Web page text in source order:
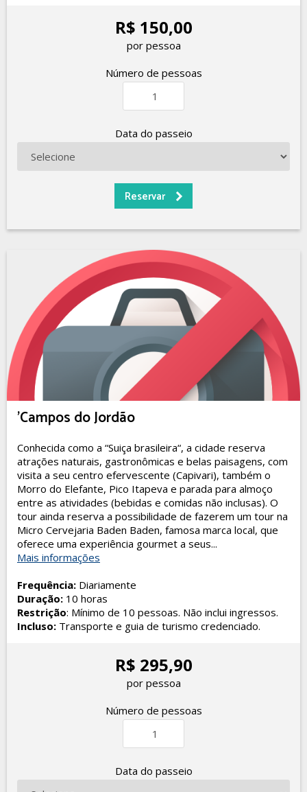
R$ 150,00
por pessoa
Número de pessoas
Data do passeio
'Campos do Jordão
Conhecida como a “Suiça brasileira“, a cidade reserva
atrações naturais, gastronômicas e belas paisagens, com
visita a seu centro efervescente (Capivari), também o
Morro do Elefante, Pico Itapeva e parada para almoço
entre as atividades (bebidas e comidas não inclusas). O
tour ainda reserva a possibilidade de fazerem um tour na
Micro Cervejaria Baden Baden, famosa marca local, que
oferece uma experiência gourmet a seus...
Mais informações
Frequência: Diariamente
Duração: 10 horas
Restrição: Mínimo de 10 pessoas. Não inclui ingressos.
Incluso: Transporte e guia de turismo credenciado.
R$ 295,90
por pessoa
Número de pessoas
Data do passeio